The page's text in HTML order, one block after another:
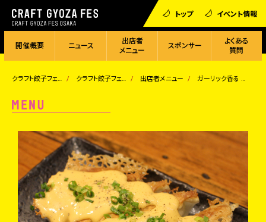
トップ イベント情報
開催概要 ニュース
出店者
メニュー
スポンサー
よくある
質問
クラフト餃子フェス クラフト餃子フェス OSAKA 2023 出店者メニュー ガーリック香る とろとろメルティーチーズ餃子